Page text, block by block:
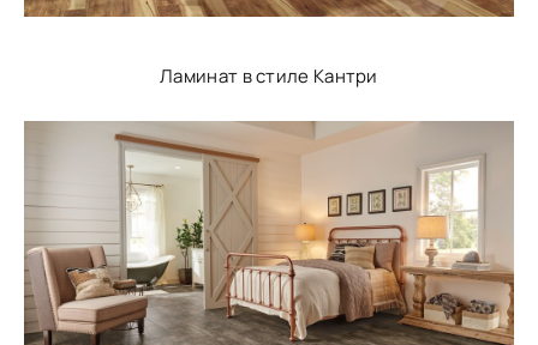
Ламинат в стиле Кантри